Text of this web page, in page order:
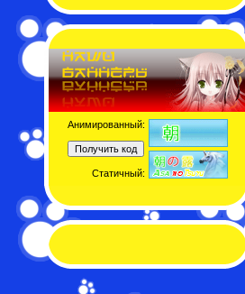
Анимированный:
Статичный: